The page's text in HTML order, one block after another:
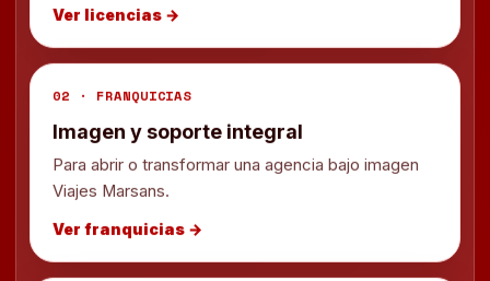
Ver licencias →
02 · FRANQUICIAS
Imagen y soporte integral
Para abrir o transformar una agencia bajo imagen
Viajes Marsans.
Ver franquicias →